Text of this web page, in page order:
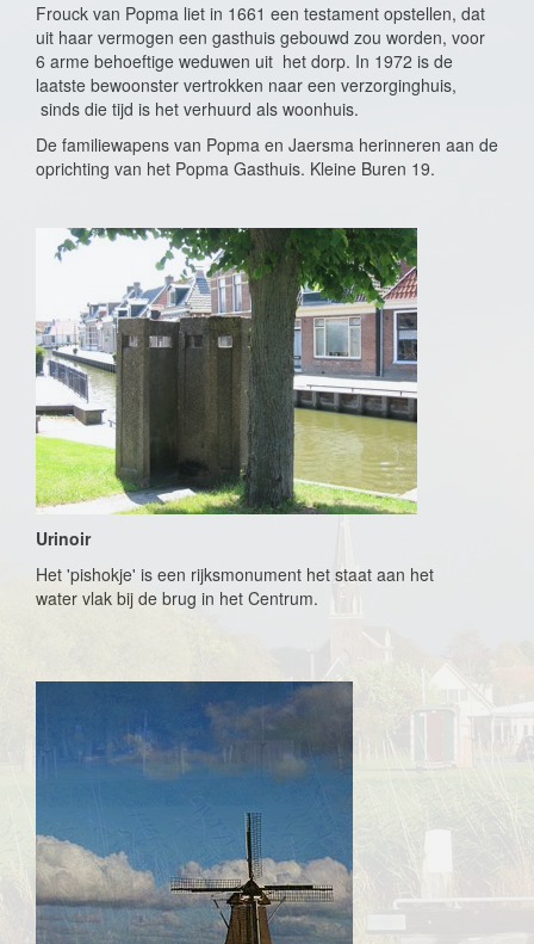
Frouck van Popma liet in 1661 een testament opstellen, dat
uit haar vermogen een gasthuis gebouwd zou worden, voor
6 arme behoeftige weduwen uit het dorp. In 1972 is de
laatste bewoonster vertrokken naar een verzorginghuis,
sinds die tijd is het verhuurd als woonhuis.
De familiewapens van Popma en Jaersma herinneren aan de
oprichting van het Popma Gasthuis. Kleine Buren 19.
Urinoir
Het 'pishokje' is een rijksmonument het staat aan het
water vlak bij de brug in het Centrum.